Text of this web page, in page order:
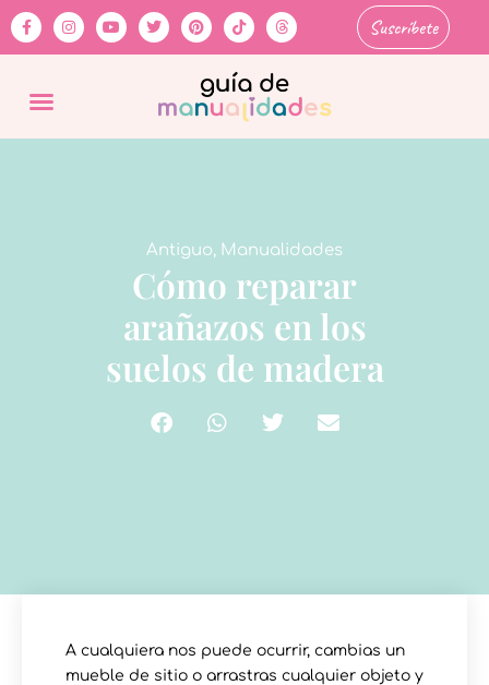
Suscríbete
Antiguo, Manualidades
Cómo reparar
arañazos en los
suelos de madera
A cualquiera nos puede ocurrir, cambias un
mueble de sitio o arrastras cualquier objeto y